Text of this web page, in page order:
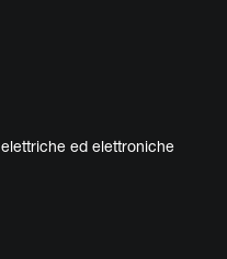
ed elettroniche